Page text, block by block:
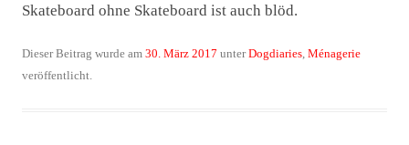
Skateboard ohne Skateboard ist auch blöd.
Dieser Beitrag wurde am 30. März 2017 unterDogdiaries Ménagerie
veröffentlicht.